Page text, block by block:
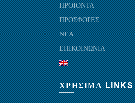
ΠΡΟΪΟΝΤΑ
ΠΡΟΣΦΟΡΕΣ
ΝΕΑ
ΕΠΙΚΟΙΝΩΝΙΑ
ΧΡΗΣΙΜΑ LINKS